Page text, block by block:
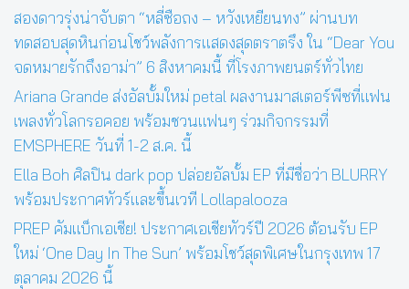
สองดาวรุ่งน่าจับตา “หลี่ซือถง – หวังเหยียนทง” ผ่านบท
ทดสอบสุดหินก่อนโชว์พลังการแสดงสุดตราตรึง ใน “Dear You
จดหมายรักถึงอาม่า” 6 สิงหาคมนี้ ที่โรงภาพยนตร์ทั่วไทย
Ariana Grande ส่งอัลบั้มใหม่ petal ผลงานมาสเตอร์พีซที่แฟน
เพลงทั่วโลกรอคอย พร้อมชวนแฟนๆ ร่วมกิจกรรมที่
EMSPHERE วันที่ 1-2 ส.ค. นี้
Ella Boh ศิลปิน dark pop ปล่อยอัลบั้ม EP ที่มีชื่อว่า BLURRY
พร้อมประกาศทัวร์และขึ้นเวที Lollapalooza
PREP คัมแบ็กเอเชีย! ประกาศเอเชียทัวร์ปี 2026 ต้อนรับ EP
ใหม่ ‘One Day In The Sun’ พร้อมโชว์สุดพิเศษในกรุงเทพ 17
ตุลาคม 2026 นี้